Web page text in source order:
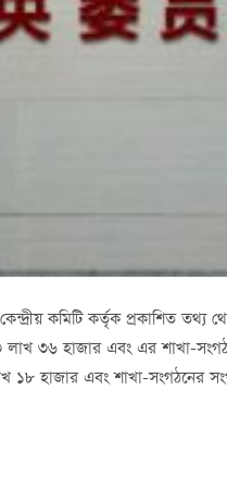
কমিটি কর্তৃক প্রকাশিত তথ্য
লাখ ৩৬ হাজার এবং এর শাখা-
হাজার এবং শাখা-সংগঠনের